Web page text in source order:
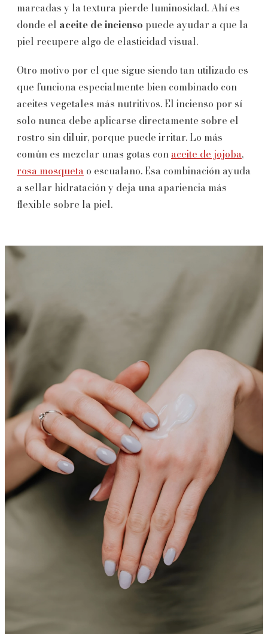
marcadas y la textura pierde luminosidad. Ahí es
donde el aceite de incienso puede ayudar a que la
piel recupere algo de elasticidad visual.
Otro motivo por el que sigue siendo tan utilizado es
que funciona especialmente bien combinado con
aceites vegetales más nutritivos. El incienso por sí
solo nunca debe aplicarse directamente sobre el
rostro sin diluir, porque puede irritar. Lo más
común es mezclar unas gotas con aceite de jojoba,
rosa mosqueta o escualano. Esa combinación ayuda
a sellar hidratación y deja una apariencia más
flexible sobre la piel.